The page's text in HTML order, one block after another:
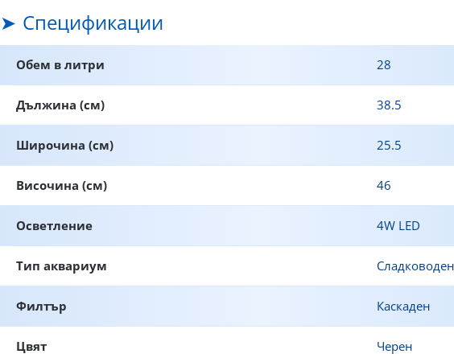
Спецификации
Обем в литри 28
Дължина (см) 38.5
Широчина (см) 25.5
Височина (см) 46
Осветление 4W LED
Тип аквариум Сладководен
Филтър Каскаден
Цвят Черен